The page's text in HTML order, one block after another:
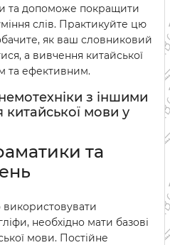
та допоможе покращити
слів. Практикуйте цю
як ваш словниковий
а вивчення китайської
та ефективним.
з іншими
мови у
та
необхідно мати базові
мови. Постійне